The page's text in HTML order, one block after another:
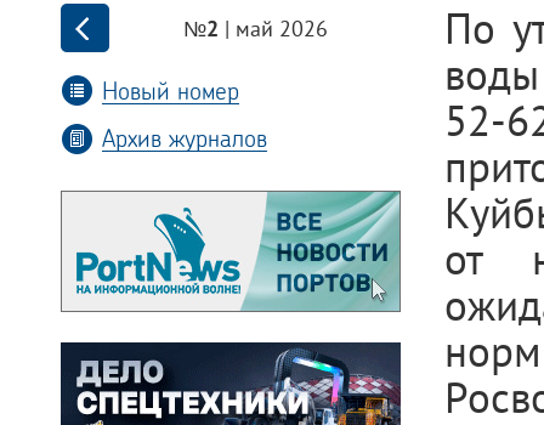
№2 | май 2026
Новый номер
Архив журналов
По
52-
от